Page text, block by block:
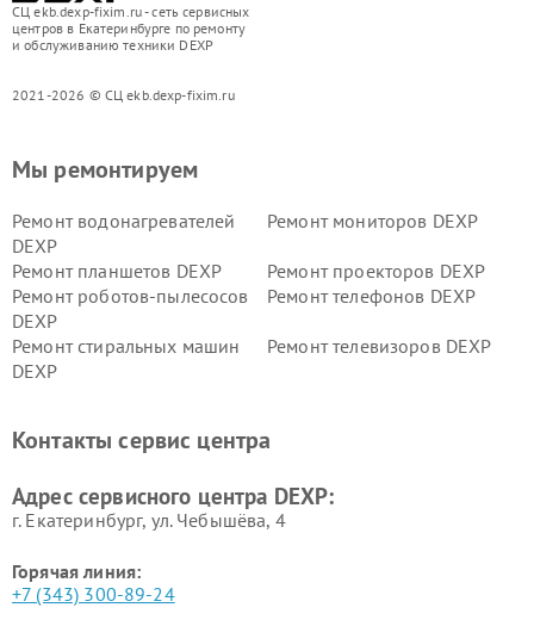
СЦ ekb.dexp-fixim.ru - сеть сервисных
центров в Екатеринбурге по ремонту
и обслуживанию техники DEXP
2021-2026 © СЦ ekb.dexp-fixim.ru
Мы ремонтируем
Ремонт водонагревателей
DEXP
Ремонт мониторов DEXP
Ремонт планшетов DEXP
Ремонт проекторов DEXP
Ремонт роботов-пылесосов
DEXP
Ремонт телефонов DEXP
Ремонт стиральных машин
DEXP
Ремонт телевизоров DEXP
Ремонт серверов DEXP
Ремонт мини пк DEXP
Контакты сервис центра
Адрес сервисного центра DEXP:
г. Екатеринбург, ул. Чебышёва, 4
Горячая линия:
+7 (343) 300-89-24